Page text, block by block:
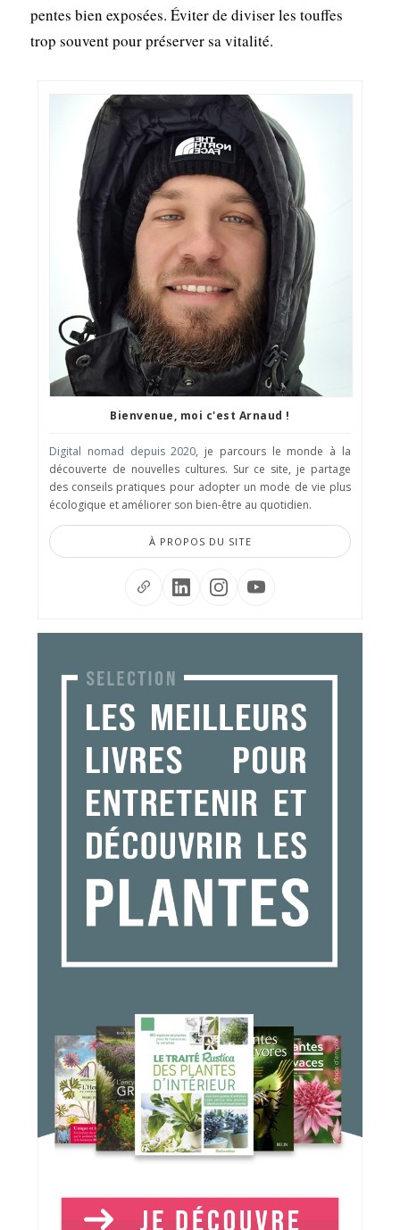
pentes bien exposées. Éviter de diviser les touffes
trop souvent pour préserver sa vitalité.
Bienvenue, moi c'est Arnaud !
Digital nomad depuis 2020, je parcours le monde à la
découverte de nouvelles cultures. Sur ce site, je partage
des conseils pratiques pour adopter un mode de vie plus
écologique et améliorer son bien-être au quotidien.
À PROPOS DU SITE